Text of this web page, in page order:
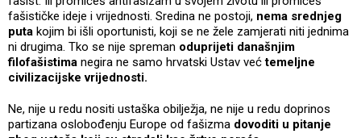
fašističke ideje i vrijednosti. Sredina ne postoji, nema srednjeg
puta kojim bi išli oportunisti, koji se ne žele zamjerati niti jednima
ni drugima. Tko se nije spreman oduprijeti današnjim
filofašistima negira ne samo hrvatski Ustav većtemeljne
civilizacijske vrijednosti.
Ne, nije u redu nositi ustaška obilježja, ne nije u redu doprinos
partizana oslobođenju Europe od fašizma dovoditi u pitanje